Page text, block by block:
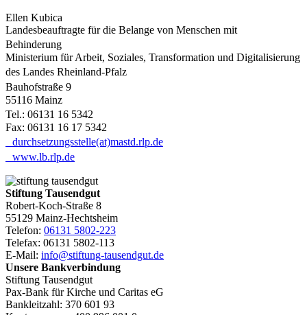
Ellen Kubica
Landesbeauftragte für die Belange von Menschen mit
Behinderung
Ministerium für Arbeit, Soziales, Transformation und Digitalisierung
des Landes Rheinland-Pfalz
Bauhofstraße 9
55116 Mainz
Tel.: 06131 16 5342
Fax: 06131 16 17 5342
durchsetzungsstelle(at)mastd.rlp.de
www.lb.rlp.de
Stiftung Tausendgut
Robert-Koch-Straße 8
55129 Mainz-Hechtsheim
Telefon: 06131 5802-223
Telefax: 06131 5802-113
E-Mail: info@stiftung-tausendgut.de
Unsere Bankverbindung
Stiftung Tausendgut
Pax-Bank für Kirche und Caritas eG
Bankleitzahl: 370 601 93